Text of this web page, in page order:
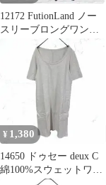
12172 FutionLand ノー
スリーブロングワンピ
ース XLネイビー
¥ 1,380
14650 ドゥセー deux C
綿100%スウェットワン